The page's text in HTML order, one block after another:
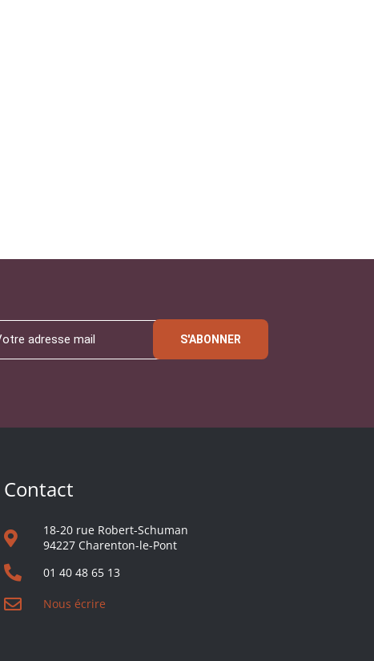
S'ABONNER
Contact
18-20 rue Robert-Schuman
94227 Charenton-le-Pont
01 40 48 65 13
Nous écrire